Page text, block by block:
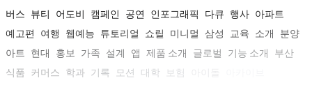
버스
뷰티 어도비 캠페인 공연 인포그래픽 다큐 행사 아파트
예고편
여행 웹예능 튜토리얼 쇼릴 미니멀 삼성 교육 소개
분양
아트
현대 홍보 가족 설계 앱 제품 소개 글로벌 기능 소개
부산
식품
커머스 학과 기록 모션 대학 보험